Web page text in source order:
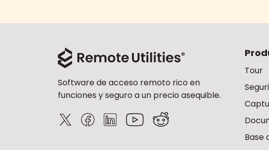
Software de acceso remoto rico en
funciones y seguro a un precio asequible.
Tour
Base